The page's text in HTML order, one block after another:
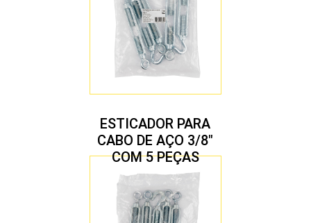
ESTICADOR PARA
CABO DE AÇO 3/8″
COM 5 PEÇAS